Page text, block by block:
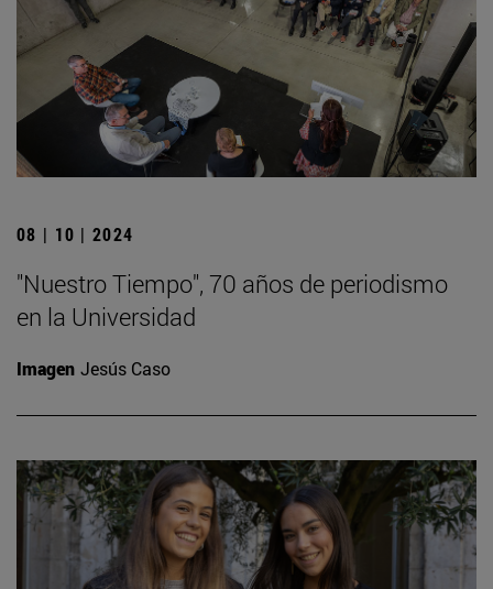
08 | 10 | 2024
"Nuestro Tiempo", 70 años de periodismo
en la Universidad
Imagen Jesús Caso